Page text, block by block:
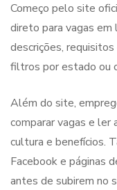
Começo pelo site
direto para vagas em
descrições,
filtros por estado ou
Além do site,
comparar vagas e ler
cultura e benefícios.
Facebook e páginas
antes de subirem no